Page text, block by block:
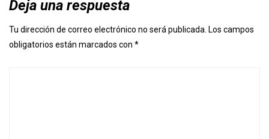
Deja una respuesta
Tu dirección de correo electrónico no será publicada. Los campos
obligatorios están marcados con *